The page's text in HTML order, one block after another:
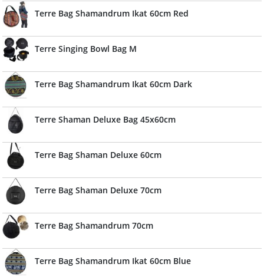
Terre Bag Shamandrum Ikat 60cm Red
Terre Singing Bowl Bag M
Terre Bag Shamandrum Ikat 60cm Dark
Terre Shaman Deluxe Bag 45x60cm
Terre Bag Shaman Deluxe 60cm
Terre Bag Shaman Deluxe 70cm
Terre Bag Shamandrum 70cm
Terre Bag Shamandrum Ikat 60cm Blue